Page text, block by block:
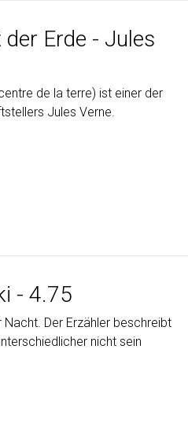
Erde - Jules
de la terre) ist einer der
Jules Verne.
- 4.75
Der Erzähler beschreibt
nicht sein